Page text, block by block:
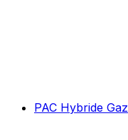
PAC Hybride Gaz